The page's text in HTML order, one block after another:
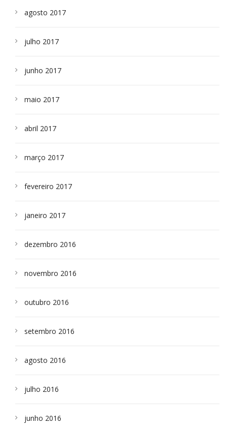
agosto 2017
julho 2017
junho 2017
maio 2017
abril 2017
março 2017
fevereiro 2017
janeiro 2017
dezembro 2016
novembro 2016
outubro 2016
setembro 2016
agosto 2016
julho 2016
junho 2016